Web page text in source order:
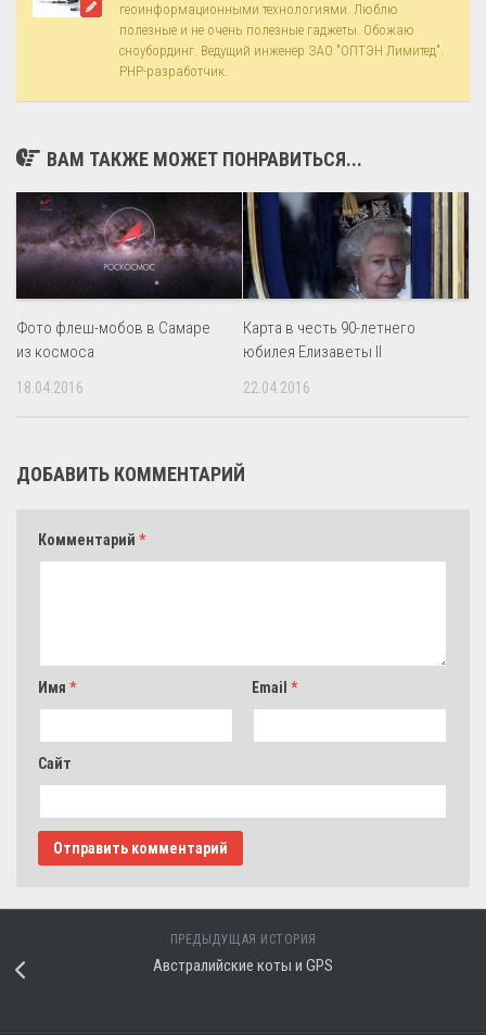
геоинформационными технологиями. Люблю
полезные и не очень полезные гаджеты. Обожаю
сноубординг. Ведущий инженер ЗАО "ОПТЭН Лимитед".
PHP-разработчик.
ВАМ ТАКЖЕ МОЖЕТ ПОНРАВИТЬСЯ...
Фото флеш-мобов в Самаре
из космоса
18.04.2016
Карта в честь 90-летнего
юбилея Елизаветы II
22.04.2016
ДОБАВИТЬ КОММЕНТАРИЙ
Комментарий *
Имя * Email *
Сайт
ПРЕДЫДУЩАЯ ИСТОРИЯ
Австралийские коты и GPS